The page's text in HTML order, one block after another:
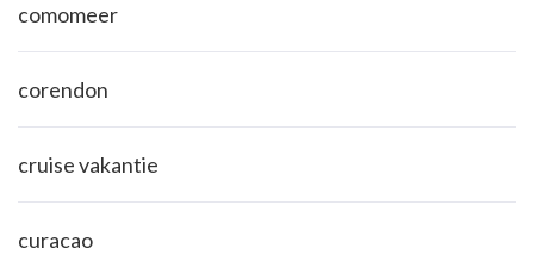
comomeer
corendon
cruise vakantie
curacao